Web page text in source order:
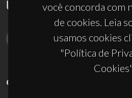
você concorda com
de cookies. Leia
usamos cookies
"Política de
CONTACTOS